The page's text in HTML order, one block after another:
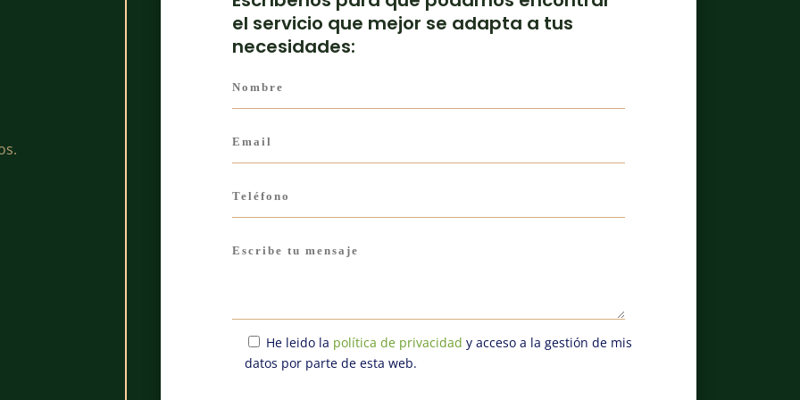
el servicio que mejor se adapta a tus
necesidades:
He leido la política de privacidad y acceso a la gestión de mis
datos por parte de esta web.